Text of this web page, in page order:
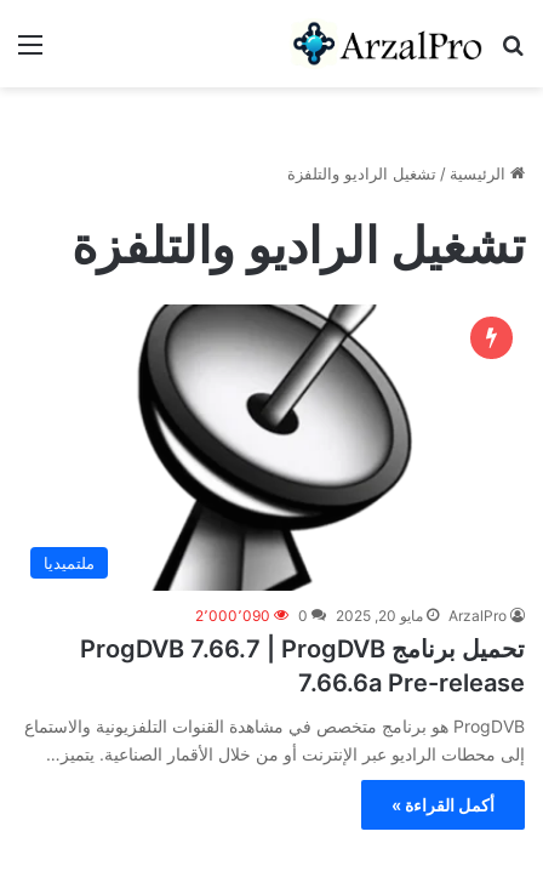
بحث عن
الرئيسية / تشغيل الراديو والتلفزة
تشغيل الراديو والتلفزة
ملتميديا
ArzalPro مايو 20, 2025 0 2٬000٬090
تحميل برنامج ProgDVB 7.66.7 | ProgDVB
7.66.6a Pre-release
ProgDVB هو برنامج متخصص في مشاهدة القنوات التلفزيونية والاستماع
إلى محطات الراديو عبر الإنترنت أو من خلال الأقمار الصناعية. يتميز…
أكمل القراءة »